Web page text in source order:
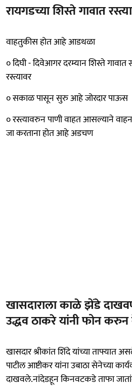
रायगडच्या शिस्ते गावात
वाहतुकीस होत आहे आडथळा
० दिघी - दिवेआगर दरम्यान शिस्ते
रस्त्यावर
० सकाळ पासून सुरु आहे जोरदार पाऊस
० रस्त्यावरुन पाणी वाहत आसल्याने
जा करताना होत आहे अडचण
खासदाराला काळे झेंडे
उद्धव ठाकरे यांनी फोन
खासदार श्रीकांत शिंदे यांच्या ताफ्यात
पाटील आष्टीकर यांना उबाठा सेनेच्या
दाखवले.नांदेडहून किनवटकडे ताफा